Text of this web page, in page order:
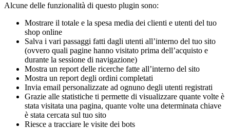
Alcune delle funzionalità di questo plugin sono:
Mostrare il totale e la spesa media dei clienti e utenti del tuo
shop online
Salva i vari passaggi fatti dagli utenti all’interno del tuo sito
(ovvero quali pagine hanno visitato prima dell’acquisto e
durante la sessione di navigazione)
Mostra un report delle ricerche fatte all’interno del sito
Mostra un report degli ordini completati
Invia email personalizzate ad ognuno degli utenti registrati
Grazie alle statistiche ti permette di visualizzare quante volte è
stata visitata una pagina, quante volte una determinata chiave
è stata cercata sul tuo sito
Riesce a tracciare le visite dei bots